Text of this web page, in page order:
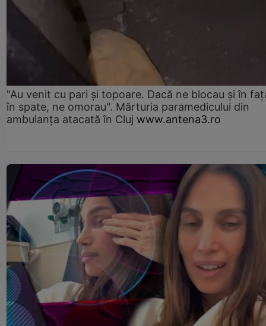
"Au venit cu pari și topoare. Dacă ne blocau şi în
în spate, ne omorau". Mărturia paramedicului din
ambulanţa atacată în Cluj www.antena3.ro